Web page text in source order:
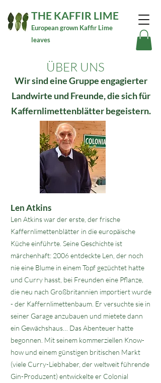
THE KAFFIR LIME
European grown Kaffir Lime
leaves
ÜBER UNS
Wir sind eine Gruppe engagierter
Landwirte und Freunde, die sich für
Kaffernlimettenblätter begeistern.
​​Len Atkins
Len Atkins war der erste, der frische
Kaffernlimettenblätter in die europäische
Küche einführte. Seine Geschichte ist
märchenhaft: 2006 entdeckte Len, der noch
nie eine Blume in einem Topf gezüchtet hatte
und Curry hasst, bei Freunden eine Pflanze,
die neu nach Großbritannien importiert wurde
- der Kaffernlimettenbaum. Er versuchte sie in
seiner Garage anzubauen und mietete dann
ein Gewächshaus… Das Abenteuer hatte
begonnen. Mit seinem kommerziellen Know-
how und einem günstigen britischen Markt
(viele Curry-Liebhaber, der weltweit führende
Gin-Produzent) entwickelte er Colonial